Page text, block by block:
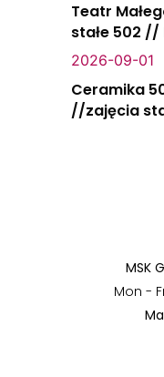
Teatr
stałe 502 //
2026-09-01
Ceramika
//zajęcia
MSK
Mon -